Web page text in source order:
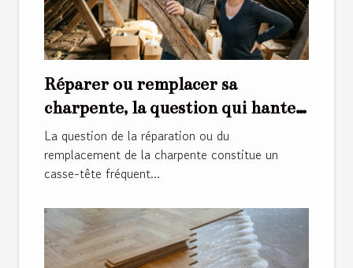
Réparer ou remplacer sa
charpente, la question qui hante
les propriétaires
La question de la réparation ou du
remplacement de la charpente constitue un
casse-tête fréquent...